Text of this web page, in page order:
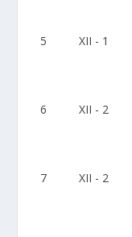
5 XII - 1
6 XII - 2
7 XII - 2